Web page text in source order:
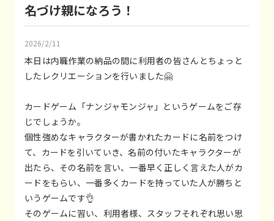
名づけ親になろう！
2026/2/11
本日は内職作業の納品の間に利用者の皆さんとちょっと
したレクリエーションを行いました🤗
カードゲーム「ナンジャモンジャ」というゲームをご存
じでしょうか。
個性強めなキャラクターが書かれたカードに名前をつけ
て、カードを引いていき、名前の付いたキャラクターが
出たら、その名前を言い、一番早く正しく言えた人がカ
ードをもらい、一番多くカードを持っていた人が勝ちと
いうゲームです👌
そのゲームに習い、利用者様、スタッフそれぞれ思い思